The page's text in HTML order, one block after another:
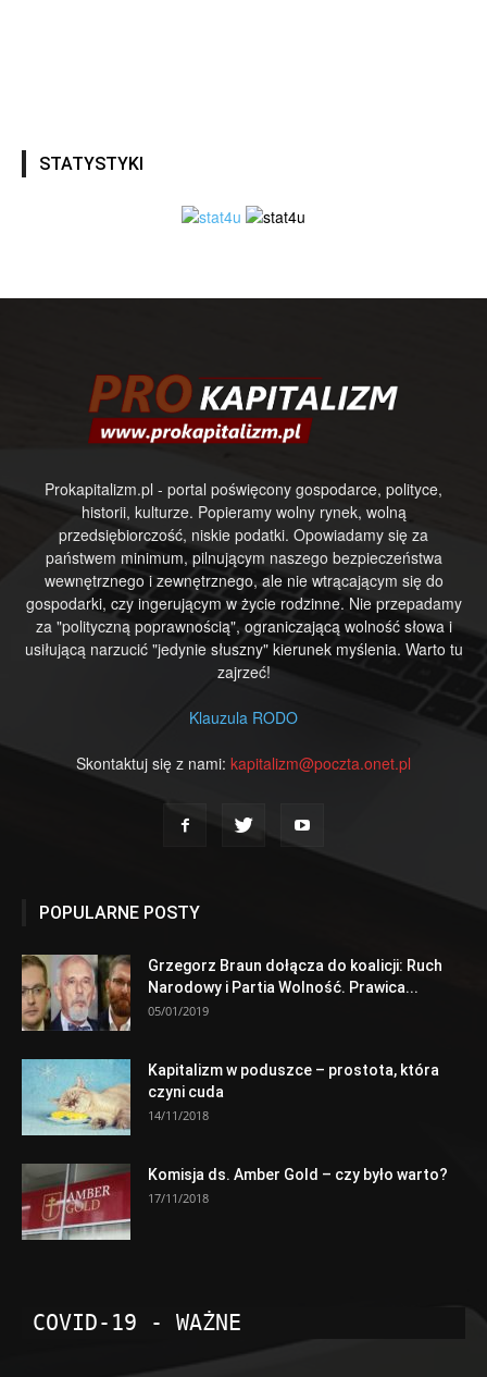
STATYSTYKI
Prokapitalizm.pl - portal poświęcony gospodarce, polityce,
historii, kulturze. Popieramy wolny rynek, wolną
przedsiębiorczość, niskie podatki. Opowiadamy się za
państwem minimum, pilnującym naszego bezpieczeństwa
wewnętrznego i zewnętrznego, ale nie wtrącającym się do
gospodarki, czy ingerującym w życie rodzinne. Nie przepadamy
za "polityczną poprawnością", ograniczającą wolność słowa i
usiłującą narzucić "jedynie słuszny" kierunek myślenia. Warto tu
zajrzeć!
Klauzula RODO
Skontaktuj się z nami: kapitalizm@poczta.onet.pl
POPULARNE POSTY
Grzegorz Braun dołącza do koalicji: Ruch
Narodowy i Partia Wolność. Prawica...
05/01/2019
Kapitalizm w poduszce – prostota, która
czyni cuda
14/11/2018
Komisja ds. Amber Gold – czy było warto?
17/11/2018
COVID-19 - WAŻNE